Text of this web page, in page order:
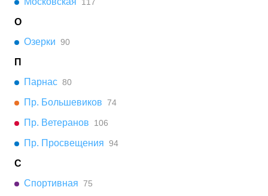
117
О
Озерки 90
П
Парнас 80
Пр. Большевиков 74
Пр. Ветеранов 106
Пр. Просвещения 94
С
Спортивная 75